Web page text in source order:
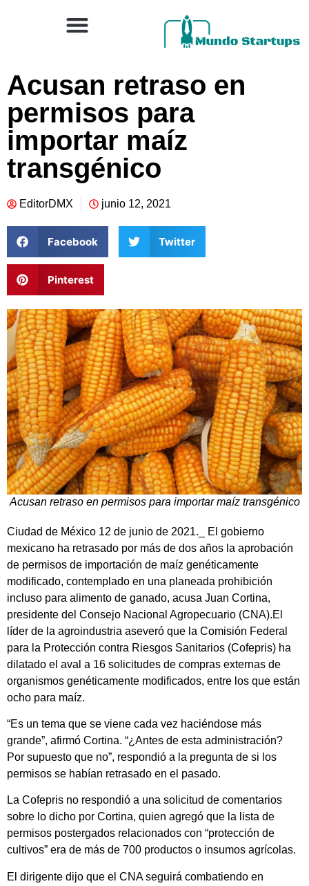
Acusan retraso en
permisos para
importar maíz
transgénico
EditorDMX junio 12, 2021
Facebook Twitter
Pinterest
Acusan retraso en permisos para importar maíz transgénico
Ciudad de México 12 de junio de 2021._ El gobierno
mexicano ha retrasado por más de dos años la aprobación
de permisos de importación de maíz genéticamente
modificado, contemplado en una planeada prohibición
incluso para alimento de ganado, acusa Juan Cortina,
presidente del Consejo Nacional Agropecuario (CNA).El
líder de la agroindustria aseveró que la Comisión Federal
para la Protección contra Riesgos Sanitarios (Cofepris) ha
dilatado el aval a 16 solicitudes de compras externas de
organismos genéticamente modificados, entre los que están
ocho para maíz.
“Es un tema que se viene cada vez haciéndose más
grande”, afirmó Cortina. “¿Antes de esta administración?
Por supuesto que no”, respondió a la pregunta de si los
permisos se habían retrasado en el pasado.
La Cofepris no respondió a una solicitud de comentarios
sobre lo dicho por Cortina, quien agregó que la lista de
permisos postergados relacionados con “protección de
cultivos” era de más de 700 productos o insumos agrícolas.
El dirigente dijo que el CNA seguirá combatiendo en